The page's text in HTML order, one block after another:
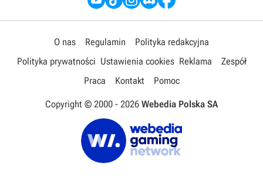
O nas Regulamin
Polityka redakcyjna
Polityka prywatności Ustawienia cookies Reklama
Zespół
Praca
Kontakt Pomoc
Copyright © 2000 - 2026 Webedia Polska SA